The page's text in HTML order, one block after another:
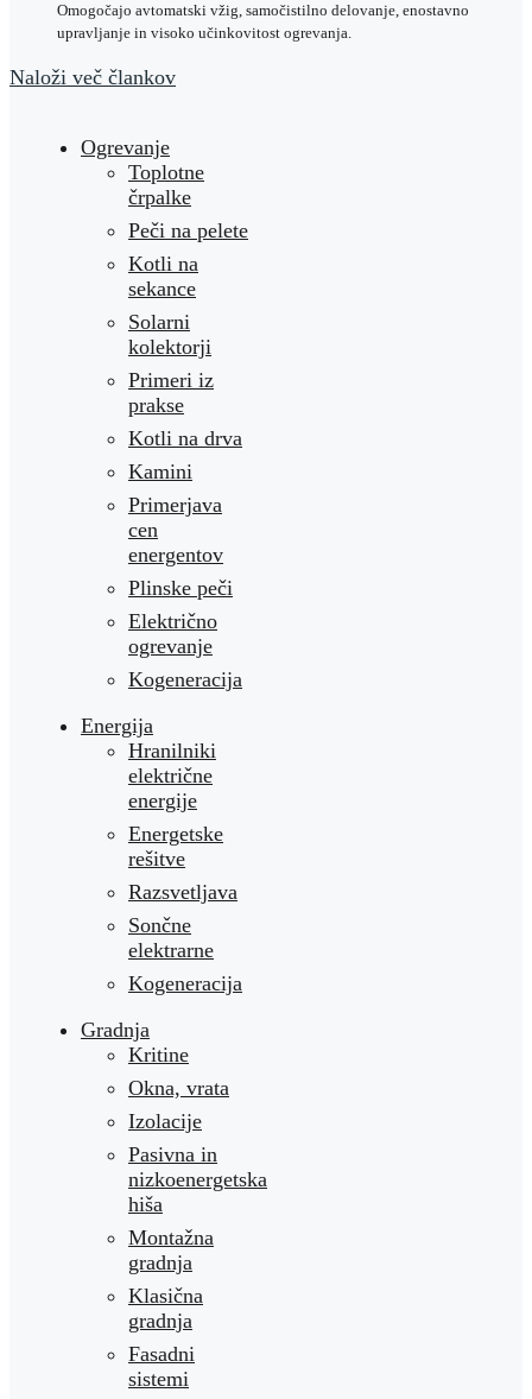
Omogočajo avtomatski vžig, samočistilno delovanje, enostavno
upravljanje in visoko učinkovitost ogrevanja.
Naloži več člankov
Ogrevanje
Toplotne
črpalke
Peči na pelete
Kotli na
sekance
Solarni
kolektorji
Primeri iz
prakse
Kotli na drva
Kamini
Primerjava
cen
energentov
Plinske peči
Električno
ogrevanje
Kogeneracija
Energija
Hranilniki
električne
energije
Energetske
rešitve
Razsvetljava
Sončne
elektrarne
Kogeneracija
Gradnja
Kritine
Okna, vrata
Izolacije
Pasivna in
nizkoenergetska
hiša
Montažna
gradnja
Klasična
gradnja
Fasadni
sistemi